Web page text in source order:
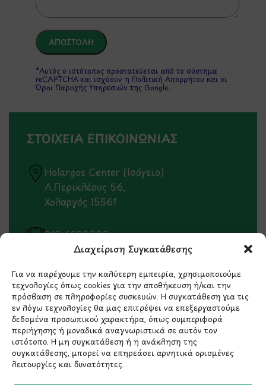
Διαχείριση Συγκατάθεσης
Για να παρέχουμε την καλύτερη εμπειρία, χρησιμοποιούμε
τεχνολογίες όπως cookies για την αποθήκευση ή/και την
πρόσβαση σε πληροφορίες συσκευών. Η συγκατάθεση για τις
εν λόγω τεχνολογίες θα μας επιτρέψει να επεξεργαστούμε
δεδομένα προσωπικού χαρακτήρα, όπως συμπεριφορά
περιήγησης ή μοναδικά αναγνωριστικά σε αυτόν τον
ιστότοπο. Η μη συγκατάθεση ή η ανάκληση της
συγκατάθεσης, μπορεί να επηρεάσει αρνητικά ορισμένες
λειτουργίες και δυνατότητες.
*Αυτός ο ιστότοπος προστατεύεται από το σύστημα
reCAPTCHA και ισχύουν η Πολιτική Απορρήτου και οι
Όροι Παροχής Υπηρεσιώντης Google.
ΣΤΟΙΧΕΙΑ ΕΠΙΚΟΙΝΩΝΙΑΣ
Holargos Center (Ισόγειο)
Λ.Περικλέους 56,
Χολαργός 15561
210 6522282
info@ypografi.com
Έχετε ερωτήσεις σχετικά με ένα προϊόν ή μια
παραγγελία; Στείλτε μας ένα email και θα
επικοινωνήσουμε σύντομα μαζί σας.